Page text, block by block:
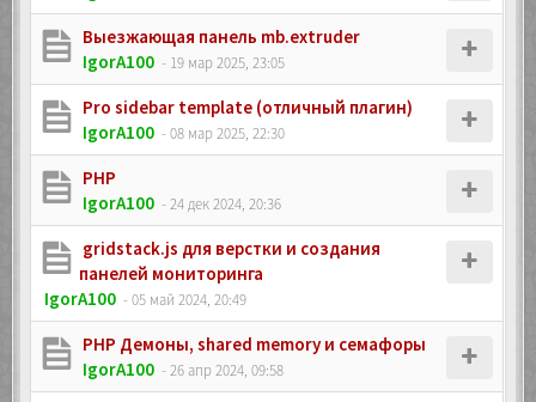
Выезжающая панель mb.extruder
IgorA100 - 19 мар 2025, 23:05
Pro sidebar template (отличный плагин)
IgorA100 - 08 мар 2025, 22:30
PHP
IgorA100 - 24 дек 2024, 20:36
gridstack.js для верстки и создания
панелей мониторинга
IgorA100 - 05 май 2024, 20:49
PHP Демоны, shared memory и семафоры
IgorA100 - 26 апр 2024, 09:58